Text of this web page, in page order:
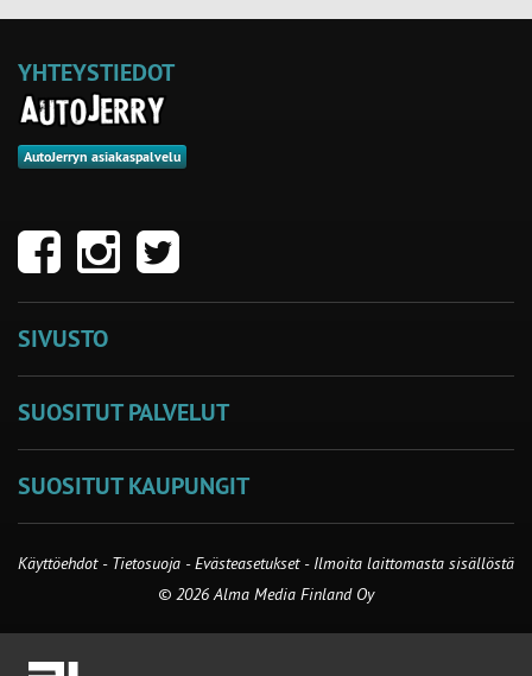
YHTEYSTIEDOT
AutoJerryn asiakaspalvelu
SIVUSTO
SUOSITUT PALVELUT
SUOSITUT KAUPUNGIT
Käyttöehdot - Tietosuoja -Evästeasetukset- Ilmoita laittomasta sisällöstä
© 2026 Alma Media Finland Oy